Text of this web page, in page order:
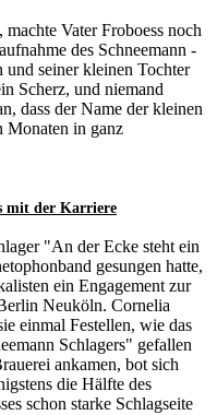
Vater Froboess noch
des Schneemann -
seiner kleinen Tochter
Scherz, und niemand
dass der Name der kleinen
Monaten in ganz
mit der Karriere
"An der Ecke steht ein
gesungen hatte,
ein Engagement zur
Neuköln. Cornelia
einmal Festellen, wie das
Schlagers" gefallen
ankamen, bot sich
die Hälfte des
schon starke Schlagseite